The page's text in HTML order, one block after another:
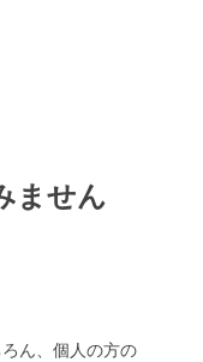
ません
ん、個人の方の